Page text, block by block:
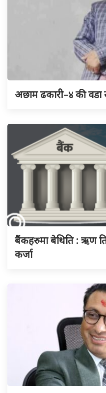
अछाम ढकारी–४ की
बैंकहरुमा बेथिति : ऋण
कर्जा